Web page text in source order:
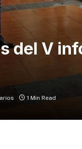
del V
1 Min Read